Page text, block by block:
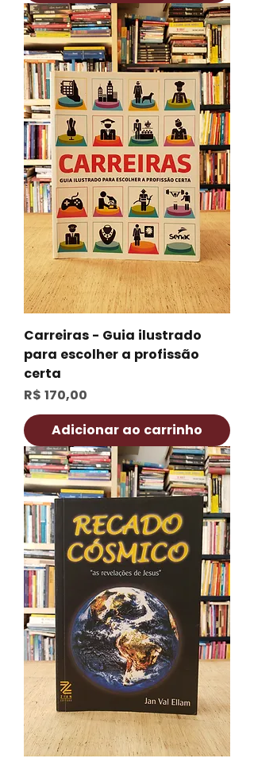
Carreiras - Guia ilustrado
para escolher a profissão
certa
Preço
R$ 170,00
Adicionar ao carrinho